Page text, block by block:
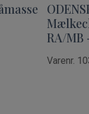
RA/MB
Varenr.